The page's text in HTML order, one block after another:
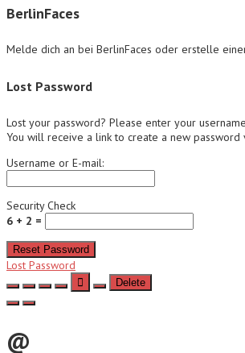
BerlinFaces
Melde dich an bei BerlinFaces oder erstelle
Lost Password
Lost your password? Please enter your
You will receive a link to create a new password
Username or E-mail:
Security Check
6 + 2 =
Reset Password
Lost Password
Delete
@